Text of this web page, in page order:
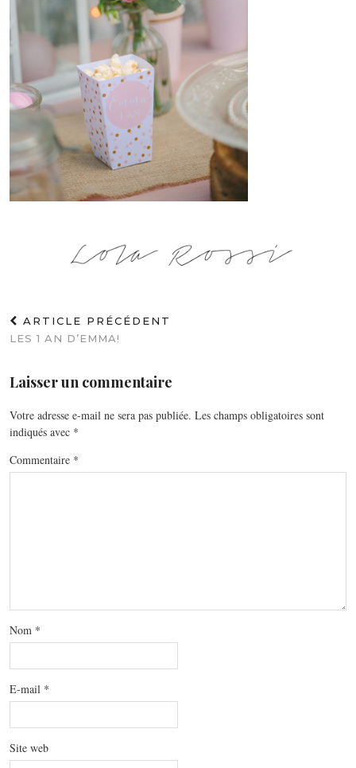
ARTICLE PRÉCÉDENT
LES 1 AN D’EMMA!
Laisser un commentaire
Votre adresse e-mail ne sera pas publiée. Les champs obligatoires sont
indiqués avec *
Commentaire *
Nom *
E-mail *
Site web